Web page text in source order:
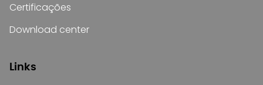
Certificações
Download center
Links